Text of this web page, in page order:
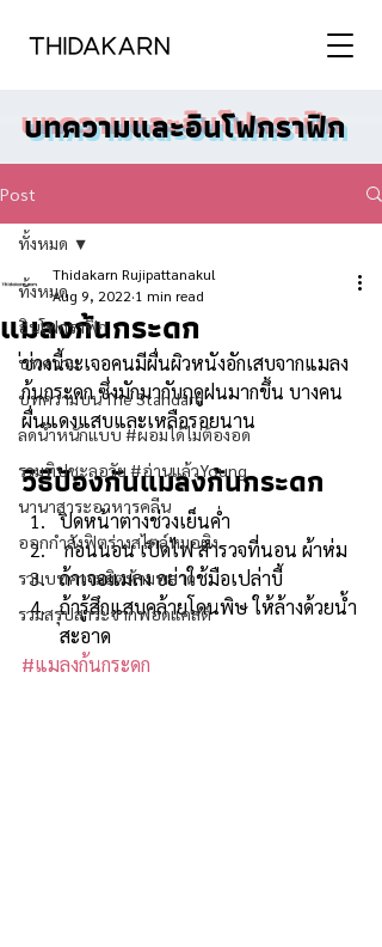
บทความและอินโฟกราฟิก
Post
ทั้งหมด
อินโฟกราฟิก
บทความ
บทความบน The Standard
ลดน้ำหนักแบบ #ผอมได้ไม่ต้องอด
รวมทิปชะลอวัย #อ่านแล้วYoung
นานาสาระอาหารคลีน
ออกกำลังฟิตร่างสไตล์หมอผิง
รวมบทความฮิตห้ามพลาด
รวมสรุปสาระจากพอดแคสต์
ทั้งหมด
แมลงก้นกระดก
Thidakarn Rujipattanakul
Aug 9, 2022 1 min read
่ช่วงนี้จะเจอคนมีผื่นผิวหนังอักเสบจากแมลง
ก้นกระดก ซึ่งมักมากับฤดูฝนมากขึ้น บางคน
ผื่นแดงแสบและเหลือรอยนาน
วิธีป้องกันแมลงก้นกระดก
ปิดหน้าต่างช่วงเย็นค่ำ
ก่อนนอน เปิดไฟ สำรวจที่นอน ผ้าห่ม
ถ้าเจอแมลง อย่าใช้มือเปล่าบี้
ถ้ารู้สึกแสบคล้ายโดนพิษ ให้ล้างด้วยน้ำ
สะอาด
#แมลงก้นกระดก